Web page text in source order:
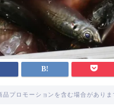
品プロモーションを含む場合がありま